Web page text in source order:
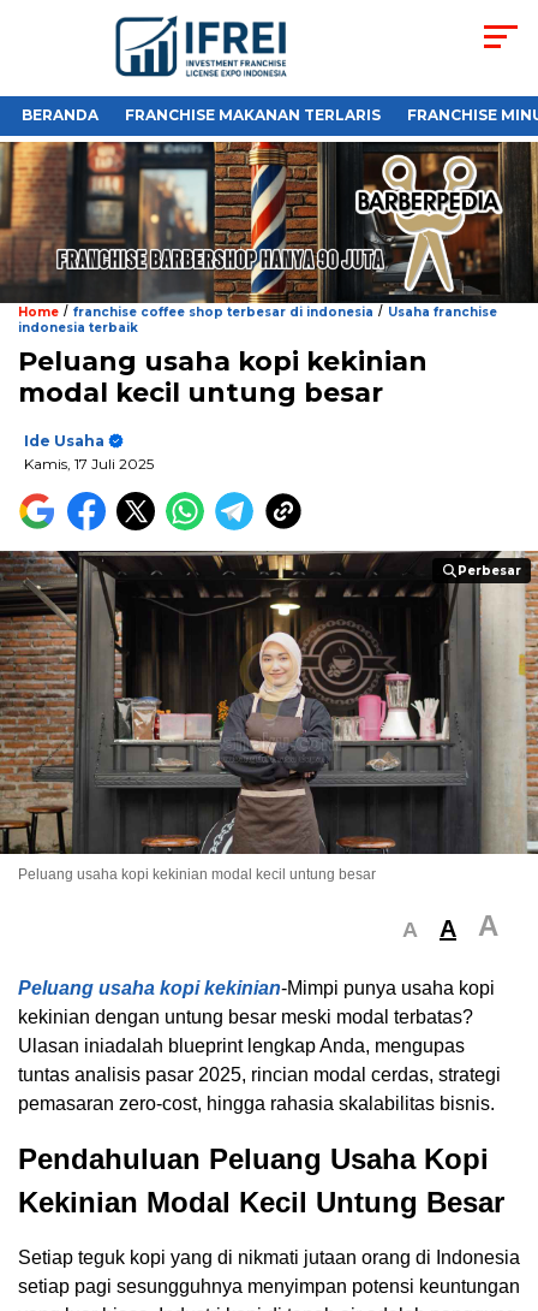
BERANDA FRANCHISE MAKANAN TERLARIS FRANCHISE
Home / franchise coffee shop terbesar di indonesia / Usaha franchise
indonesia terbaik
Peluang usaha kopi kekinian
modal kecil untung besar
Ide Usaha
Kamis, 17 Juli 2025
Perbesar
Perbesar
Peluang usaha kopi kekinian modal kecil untung besar
A A A
Peluang usaha kopi kekinian-Mimpi punya usaha kopi
kekinian dengan untung besar meski modal terbatas?
Ulasan iniadalah blueprint lengkap Anda, mengupas
tuntas analisis pasar 2025, rincian modal cerdas, strategi
pemasaran zero-cost, hingga rahasia skalabilitas bisnis.
Pendahuluan Peluang Usaha Kopi
Kekinian Modal Kecil Untung Besar
Setiap teguk kopi yang di nikmati jutaan orang di Indonesia
setiap pagi sesungguhnya menyimpan potensi keuntungan